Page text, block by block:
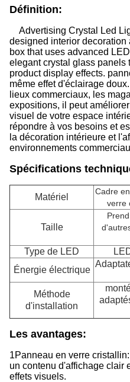
Définition:
Advertising Crystal Led
designed interior
box that uses advanced
elegant crystal glass panels
product display effects.
même effet d'éclairage
lieux commerciaux, les
expositions, il peut
visuel de votre espace
répondre à vos besoins et
la décoration intérieure et
environnements
Spécifications
Matériel
Cadre
verre
Taille
Type de LED
Énergie électrique
Méthode
d'installation
Les avantages:
1Panneau en verre
un contenu d'affichage clair
effets visuels.